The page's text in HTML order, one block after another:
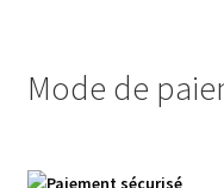
Mode de